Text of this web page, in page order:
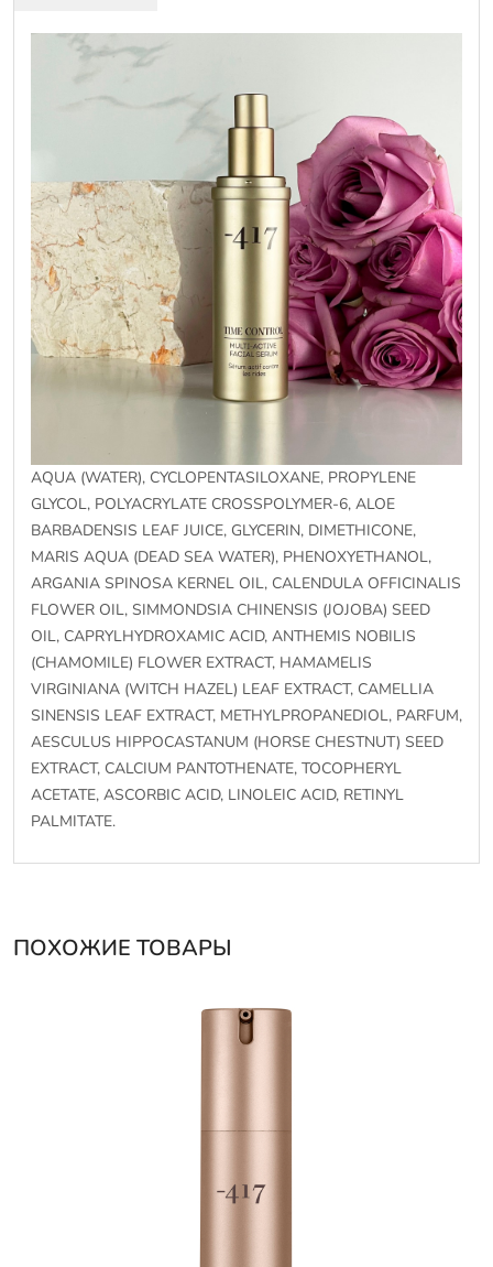
AQUA (WATER), CYCLOPENTASILOXANE, PROPYLENE
GLYCOL, POLYACRYLATE CROSSPOLYMER-6, ALOE
BARBADENSIS LEAF JUICE, GLYCERIN, DIMETHICONE,
MARIS AQUA (DEAD SEA WATER), PHENOXYETHANOL,
ARGANIA SPINOSA KERNEL OIL, CALENDULA OFFICINALIS
FLOWER OIL, SIMMONDSIA CHINENSIS (JOJOBA) SEED
OIL, CAPRYLHYDROXAMIC ACID, ANTHEMIS NOBILIS
(CHAMOMILE) FLOWER EXTRACT, HAMAMELIS
VIRGINIANA (WITCH HAZEL) LEAF EXTRACT, CAMELLIA
SINENSIS LEAF EXTRACT, METHYLPROPANEDIOL, PARFUM,
AESCULUS HIPPOCASTANUM (HORSE CHESTNUT) SEED
EXTRACT, CALCIUM PANTOTHENATE, TOCOPHERYL
ACETATE, ASCORBIC ACID, LINOLEIC ACID, RETINYL
PALMITATE.
ПОХОЖИЕ ТОВАРЫ